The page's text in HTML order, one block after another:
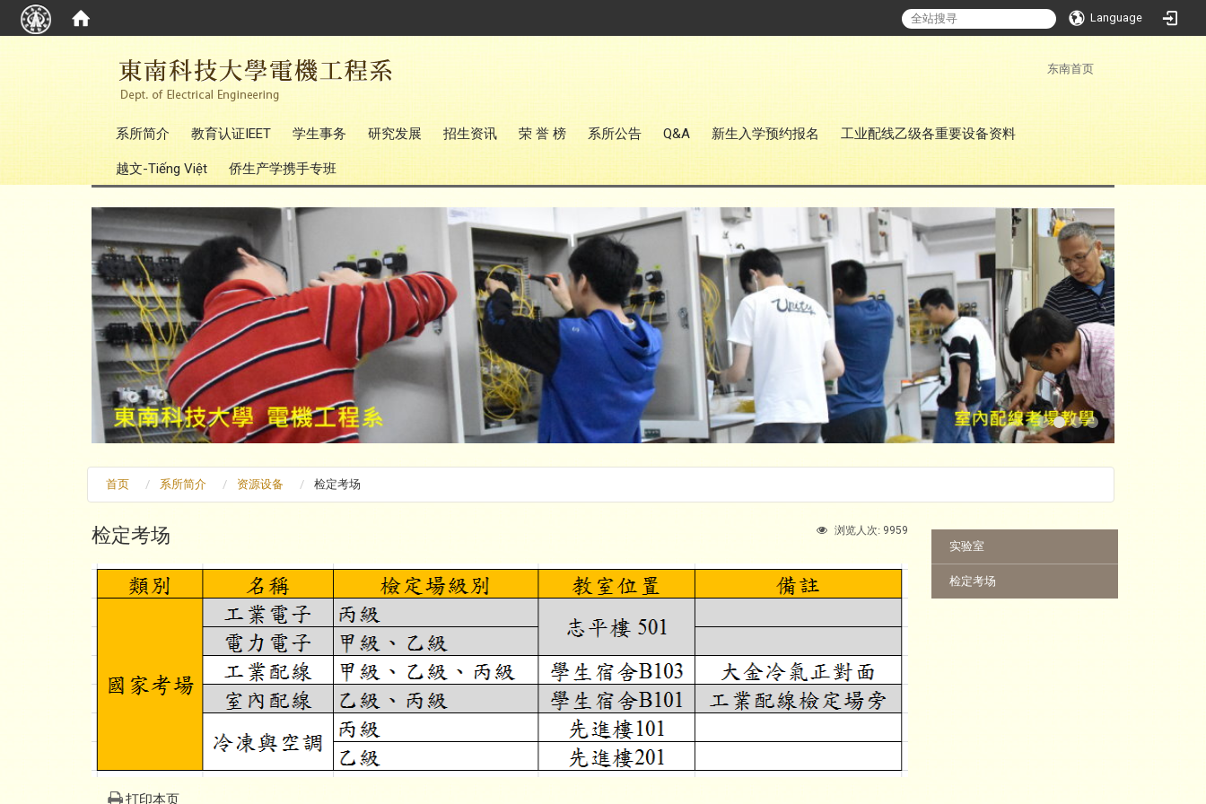
Language
东南首页
系所简介 教育认证IEET 学生事务 研究发展 招生资讯 荣 誉 榜 系所公告 Q&A 新生入学预约报名 工业配线乙级各重要设备资料
越文-Tiếng Việt 侨生产学携手专班
首页 系所简介 资源设备 检定考场
浏览人次: 9959
检定考场
打印本页
实验室
检定考场